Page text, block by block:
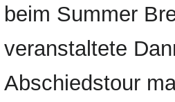
beim Summer
veranstaltete
Abschiedstour